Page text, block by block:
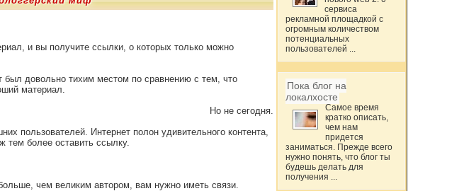
и вы получите ссылки, о которых только можно
был довольно тихим местом по сравнению с тем, что
материал.
Но не сегодня.
пользователей. Интернет полон удивительного контента,
тем более оставить ссылку.
чем великим автором, вам нужно иметь связи.
сервиса
рекламной площадкой с
огромным количеством
потенциальных
пользователей ...
Пока блог на
локалхосте
Самое время
кратко описать,
чем нам
придется
заниматься. Прежде всего
нужно понять, что блог ты
будешь делать для
получения ...